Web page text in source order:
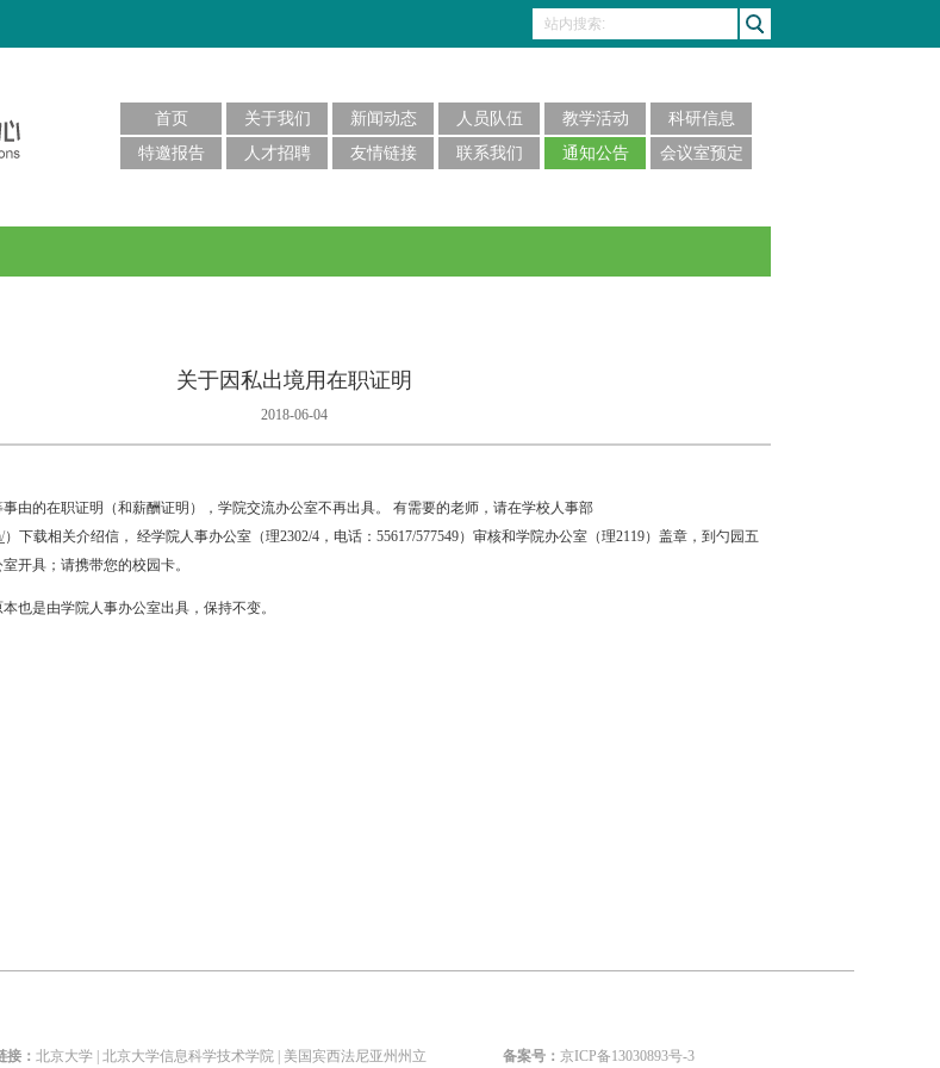
首页 关于我们 新闻动态 人员队伍 教学活动
科研信息
特邀报告
人才招聘 友情链接 联系我们 通知公告 会议室预定
关于因私出境用在职证明
2018-06-04
由的在职证明（和薪酬证明），学院交流办公室不再出具。 有需要的老师，请在学校人事部
）下载相关介绍信， 经学院人事办公室（理2302/4，电话：55617/577549）审核和学院办公室（理2119）盖章，到勺园五
开具；请携带您的校园卡。
也是由学院人事办公室出具，保持不变。
接： 北京大学 北京大学信息科学技术学院 美国宾西法尼亚州州立 备案号： 京ICP备13030893号-3